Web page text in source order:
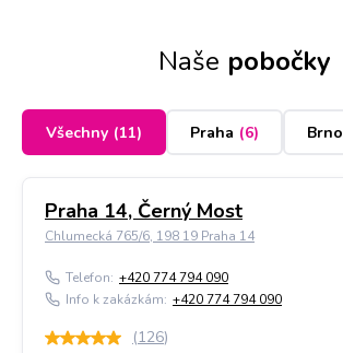
Naše pobočky
Všechny (11) Praha (6) Brno
Praha 14, Černý Most
Chlumecká 765/6, 198 19 Praha 14
Telefon: +420 774 794 090
Info k zakázkám: +420 774 794 090
(126)